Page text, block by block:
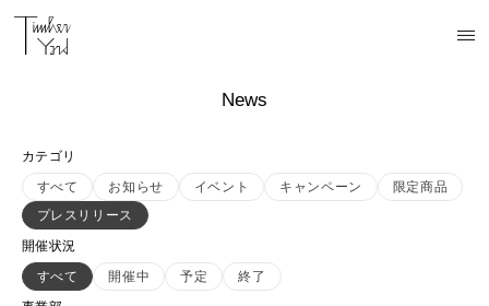
News
カテゴリ
すべて
お知らせ イベント キャンペーン
限定商品
プレスリリース
開催状況
すべて
開催中 予定
終了